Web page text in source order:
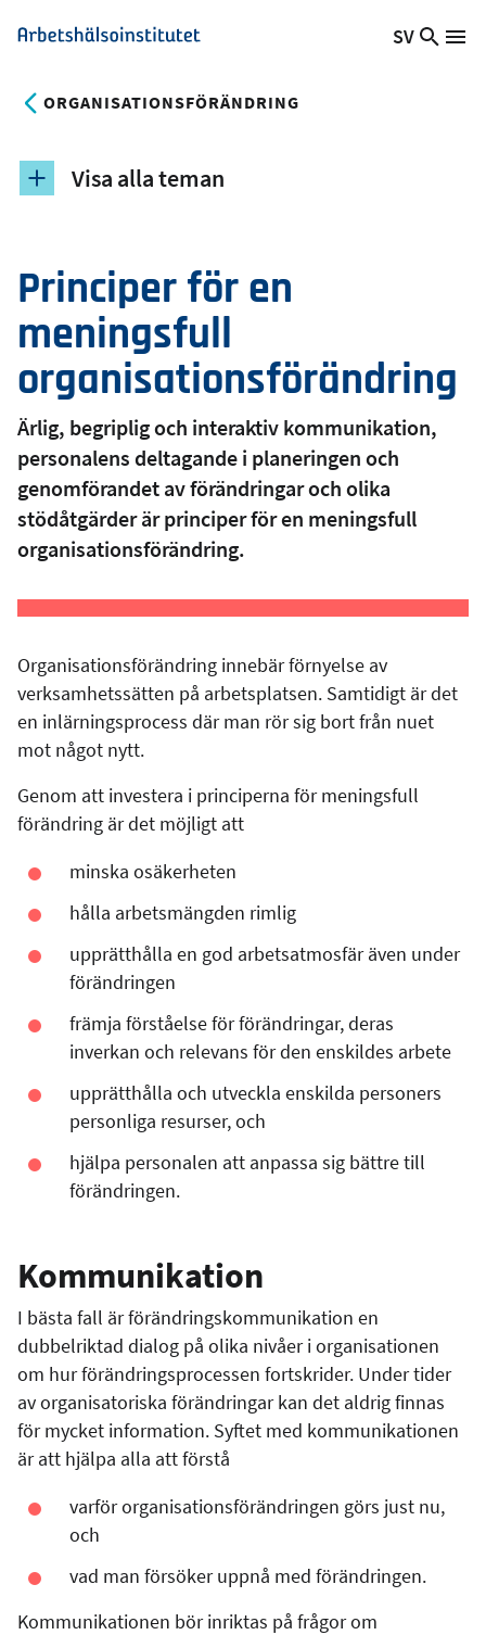
Hoppa
till
Arbetshälsoinstitutet
Växla
SV
Sök
ORGANISATIONSFÖRÄNDRING
Principer för en
meningsfull
organisationsförändring
Ärlig, begriplig och interaktiv kommunikation,
personalens deltagande i planeringen och
genomförandet av förändringar och olika
stödåtgärder är principer för en meningsfull
organisationsförändring.
Organisationsförändring innebär förnyelse av
verksamhetssätten på arbetsplatsen. Samtidigt är det
en inlärningsprocess där man rör sig bort från nuet
mot något nytt.
Genom att investera i principerna för meningsfull
förändring är det möjligt att
minska osäkerheten
hålla arbetsmängden rimlig
upprätthålla en god arbetsatmosfär även under
förändringen
främja förståelse för förändringar, deras
inverkan och relevans för den enskildes arbete
upprätthålla och utveckla enskilda personers
personliga resurser, och
hjälpa personalen att anpassa sig bättre till
förändringen.
Kommunikation
I bästa fall är förändringskommunikation en
dubbelriktad dialog på olika nivåer i organisationen
om hur förändringsprocessen fortskrider. Under tider
av organisatoriska förändringar kan det aldrig finnas
för mycket information. Syftet med kommunikationen
är att hjälpa alla att förstå
varför organisationsförändringen görs just nu,
och
vad man försöker uppnå med förändringen.
Kommunikationen bör inriktas på frågor om
Visa alla teman